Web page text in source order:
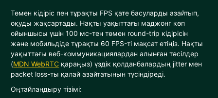
Төмен кідіріс пен тұрақты FPS қате басуларды азайтып,
оқуды жақсартады. Нақты уақыттағы маджонг көп
ойыншысы үшін 100 мс-тен төмен round-trip кідірісін
және мобильдіде тұрақты 60 FPS-ті мақсат етіңіз. Нақты
уақыттағы веб-коммуникациялардан алынған тәсілдер
(MDN WebRTC қараңыз) үздік қолданбалардың jitter мен
packet loss-ты қалай азайтатынын түсіндіреді.
Оңтайландыру тізімі: